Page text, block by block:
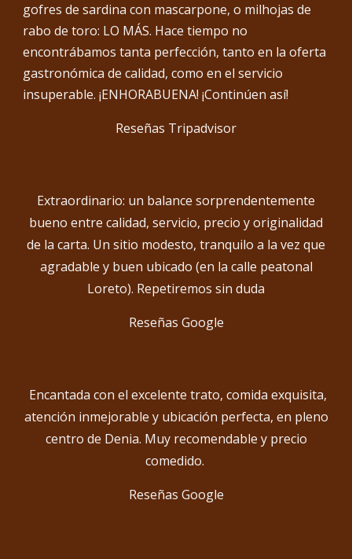
gofres de sardina con mascarpone, o milhojas de
rabo de toro: LO MÁS. Hace tiempo no
encontrábamos tanta perfección, tanto en la oferta
gastronómica de calidad, como en el servicio
insuperable. ¡ENHORABUENA! ¡Continúen así!
Reseñas Tripadvisor
Extraordinario: un balance sorprendentemente
bueno entre calidad, servicio, precio y originalidad
de la carta. Un sitio modesto, tranquilo a la vez que
agradable y buen ubicado (en la calle peatonal
Loreto). Repetiremos sin duda
Reseñas Google
Encantada con el excelente trato, comida exquisita,
atención inmejorable y ubicación perfecta, en pleno
centro de Denia. Muy recomendable y precio
comedido.
Reseñas Google